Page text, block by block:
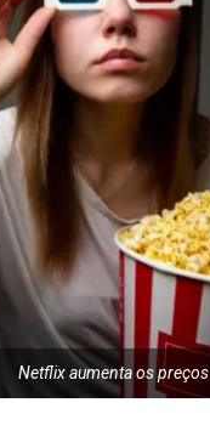
Netflix aumenta os preços